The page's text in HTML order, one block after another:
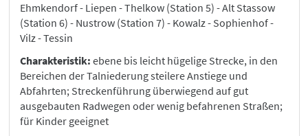
Ehmkendorf - Liepen - Thelkow (Station 5) - Alt Stassow
(Station 6) - Nustrow (Station 7) - Kowalz - Sophienhof -
Vilz - Tessin
Charakteristik: ebene bis leicht hügelige Strecke, in den
Bereichen der Talniederung steilere Anstiege und
Abfahrten; Streckenführung überwiegend auf gut
ausgebauten Radwegen oder wenig befahrenen Straßen;
für Kinder geeignet